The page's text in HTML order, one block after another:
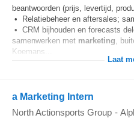
beantwoorden (prijs, levertijd,
• Relatiebeheer en aftersales;
• CRM bijhouden en forecasts
samenwerken met marketing,
Koemans...
Laat
a Marketing Intern
North Actionsports Group -